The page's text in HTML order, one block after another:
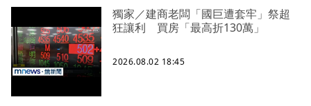
獨家／建商老闆「國巨遭套牢」祭超
狂讓利 買房「最高折130萬」
2026.08.02 18:45